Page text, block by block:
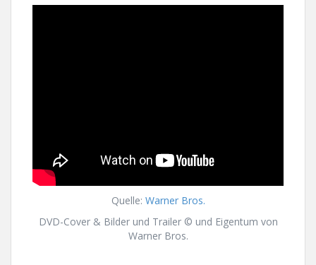
Quelle: Warner Bros.
DVD-Cover & Bilder und Trailer © und Eigentum von
Warner Bros.